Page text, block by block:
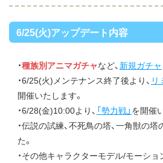
6/25(火)アップデート内容
・種族別アニマガチャなど、 新規ガチャ
・6/25(火)メンテナンス終了後より、
開催いたします。
・6/28(金)10:00より、 「勢力戦」 を開催
・伝説の試練、不死鳥の塔、一角獣の
た。
・その他キャラクターモデル/モーショ